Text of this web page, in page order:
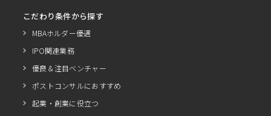
こだわり条件から探す
MBAホルダー優遇
IPO関連業務
優良＆注目ベンチャー
ポストコンサルにおすすめ
起業・創業に役立つ